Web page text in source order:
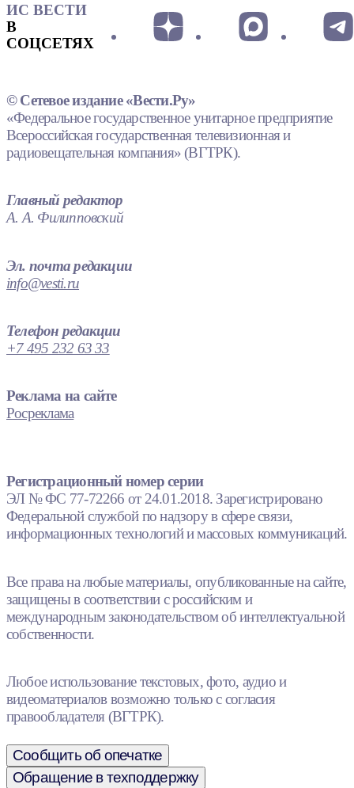
ИС ВЕСТИ
В
СОЦСЕТЯХ
© Сетевое издание «Вести.Ру»
«Федеральное государственное унитарное предприятие
Всероссийская государственная телевизионная и
радиовещательная компания» (ВГТРК).
Главный редактор
А. А. Филипповский
Эл. почта редакции
info@vesti.ru
Телефон редакции
+7 495 232 63 33
Реклама на сайте
Росреклама
Регистрационный номер серии
ЭЛ № ФС 77-72266 от 24.01.2018. Зарегистрировано
Федеральной службой по надзору в сфере связи,
информационных технологий и массовых коммуникаций.
Все права на любые материалы, опубликованные на сайте,
защищены в соответствии с российским и
международным законодательством об интеллектуальной
собственности.
Любое использование текстовых, фото, аудио и
видеоматериалов возможно только с согласия
правообладателя (ВГТРК).
Сообщить об опечатке
Обращение в техподдержку